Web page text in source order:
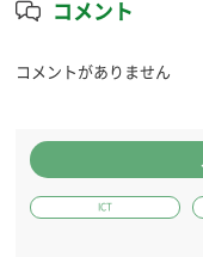
コメント
コメントがありません
ICT